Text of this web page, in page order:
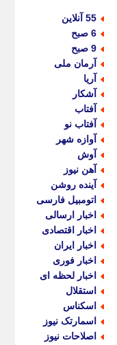
55 آنلاین
6 صبح
9 صبح
آرمان ملی
آریا
آشکار
آفتاب
آفتاب نو
آوازه شهر
آوش
آهن نیوز
آینده روشن
اتومبیل فارسی
اخبار ارسالی
اخبار اقتصادی
اخبار ایران
اخبار فوری
اخبار لحظه ای
استقلال
اسکناس
اسمارتک نیوز
اصلاحات نیوز